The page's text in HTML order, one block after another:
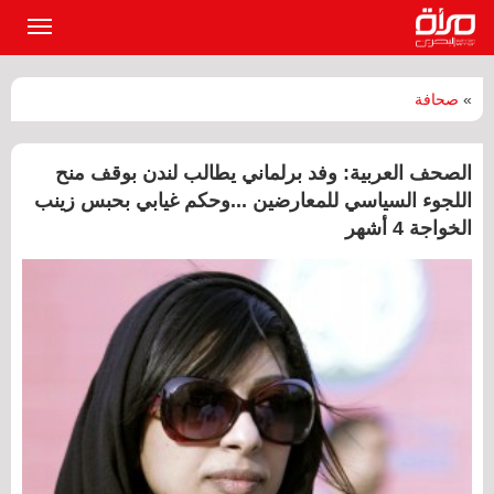
» صحافة
الصحف العربية: وفد برلماني يطالب لندن بوقف منح
اللجوء السياسي للمعارضين ...وحكم غيابي بحبس زينب
الخواجة 4 أشهر